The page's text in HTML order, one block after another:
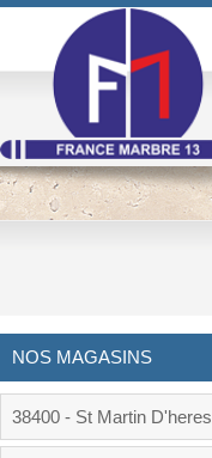
NOS MAGASINS
38400 - St Martin D'heres